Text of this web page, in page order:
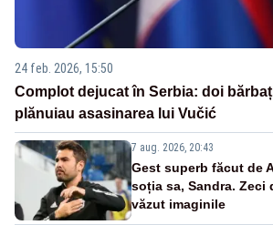
24 feb. 2026, 15:50
Complot dejucat în Serbia: doi
plănuiau asasinarea lui Vučić
7 aug. 2026, 20:43
Gest superb făcut de
soția sa, Sandra. Zeci
văzut imaginile